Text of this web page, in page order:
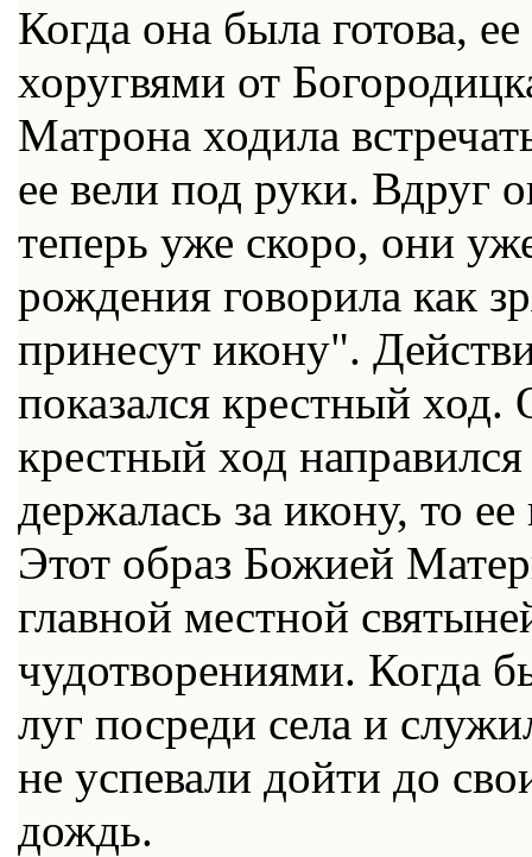
Когда она была готова,
хоругвями от
Матрона ходила
ее вели под руки. Вдруг
теперь уже скоро, они
рождения говорила как
принесут икону".
показался крестный
крестный ход
держалась за икону, то
Этот образ Божией
главной местной
чудотворениями. Когда
луг посреди села и
не успевали дойти до
дождь.